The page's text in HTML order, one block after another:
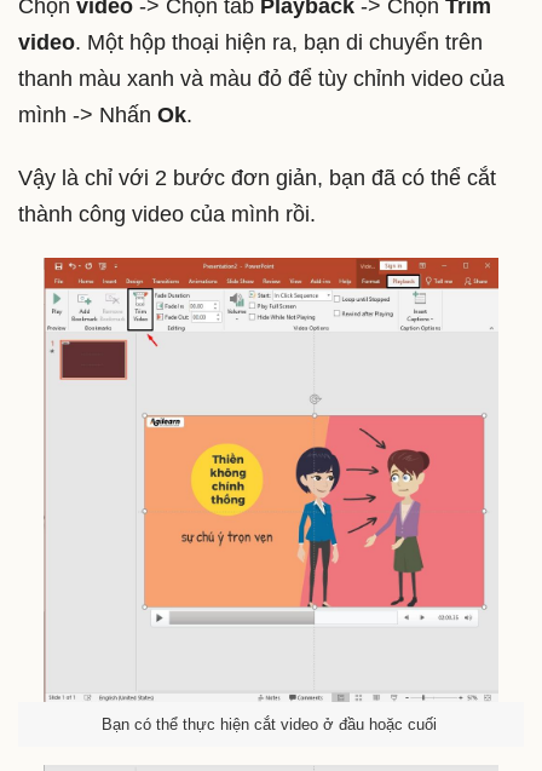
Chọn video -> Chọn tab Playback -> Chọn Trim
video. Một hộp thoại hiện ra, bạn di chuyển trên
thanh màu xanh và màu đỏ để tùy chỉnh video của
mình -> Nhấn Ok.
Vậy là chỉ với 2 bước đơn giản, bạn đã có thể cắt
thành công video của mình rồi.
Bạn có thể thực hiện cắt video ở đầu hoặc cuối